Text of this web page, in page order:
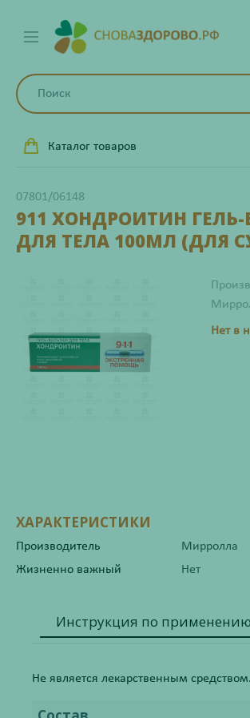
Каталог товаров
07801/06148
911 ХОНДРОИТИН
ДЛЯ ТЕЛА 100МЛ (ДЛЯ
Нет в
ХАРАКТЕРИСТИКИ
Производитель
Мирролла
Жизненно важный
Нет
Инструкция по применению
Не является лекарственным средством.